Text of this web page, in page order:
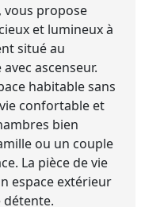
vous propose
et lumineux à
situé au
ascenseur.
habitable sans
confortable et
bien
ou un couple
La pièce de vie
espace extérieur